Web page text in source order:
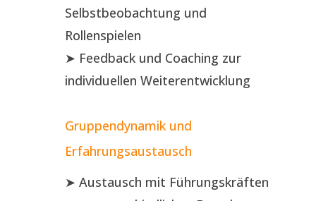
Selbstbeobachtung und
Rollenspielen
➤ Feedback und Coaching zur
individuellen Weiterentwicklung
Gruppendynamik und
Erfahrungsaustausch
➤ Austausch mit Führungskräften